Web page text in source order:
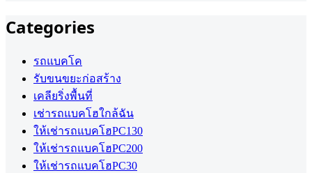
Categories
รถแบคโค
รับขนขยะก่อสร้าง
เคลียริ่งพื้นที่
เช่ารถแบคโฮใกล้ฉัน
ให้เช่ารถแบคโฮPC130
ให้เช่ารถแบคโฮPC200
ให้เช่ารถแบคโฮPC30